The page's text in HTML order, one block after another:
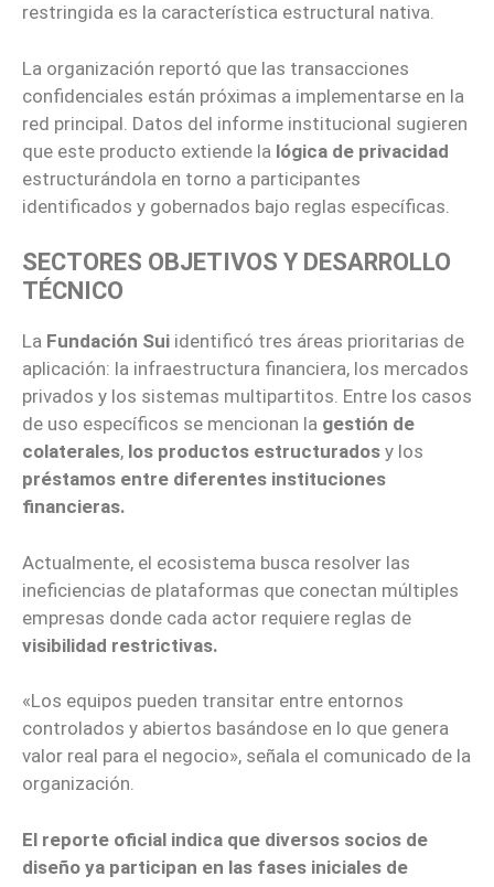
restringida es la característica estructural nativa.
La organización reportó que las transacciones
confidenciales están próximas a implementarse en la
red principal. Datos del informe institucional sugieren
que este producto extiende la lógica de privacidad
estructurándola en torno a participantes
identificados y gobernados bajo reglas específicas.
SECTORES OBJETIVOS Y DESARROLLO
TÉCNICO
La Fundación Sui identificó tres áreas prioritarias de
aplicación: la infraestructura financiera, los mercados
privados y los sistemas multipartitos. Entre los casos
de uso específicos se mencionan la gestión de
colaterales, los productos estructurados y los
préstamos entre diferentes instituciones
financieras.
Actualmente, el ecosistema busca resolver las
ineficiencias de plataformas que conectan múltiples
empresas donde cada actor requiere reglas de
visibilidad restrictivas.
«Los equipos pueden transitar entre entornos
controlados y abiertos basándose en lo que genera
valor real para el negocio», señala el comunicado de la
organización.
El reporte oficial indica que diversos socios de
diseño ya participan en las fases iniciales de